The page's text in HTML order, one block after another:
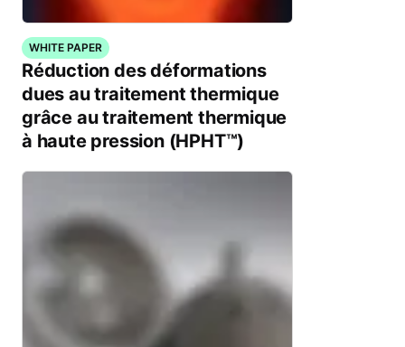
WHITE PAPER
Réduction des déformations
dues au traitement thermique
grâce au traitement thermique
à haute pression (HPHT™)